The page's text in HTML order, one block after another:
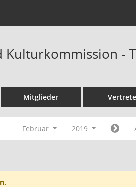
Kulturkommission -
Mitglieder
Februar 2019